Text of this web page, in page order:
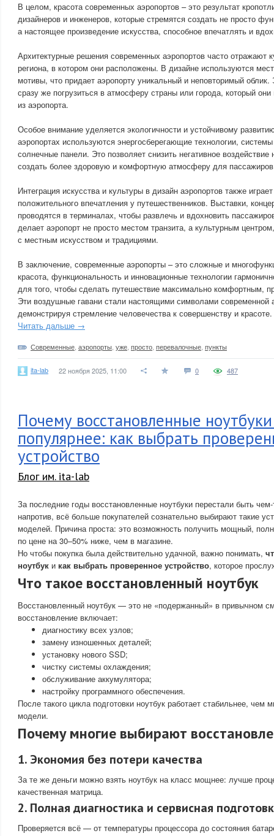
В целом, красота современных аэропортов – это результат
дизайнеров и инженеров, которые стремятся создать не просто
а настоящее произведение искусства, способное впечатлять и
Архитектурные решения современных аэропортов часто отражают
региона, в котором они расположены. В дизайне используются
мотивы, что придает аэропорту уникальный и неповторимый
сразу же погрузиться в атмосферу страны или города, который
из аэропорта.
Особое внимание уделяется экологичности и устойчивому
аэропортах используются энергосберегающие технологии,
солнечные панели. Это позволяет снизить негативное
создать более здоровую и комфортную атмосферу для
Интеграция искусства и культуры в дизайн аэропортов также
положительного впечатления у путешественников. Выставки,
проводятся в терминалах, чтобы развлечь и вдохновить
делает аэропорт не просто местом транзита, а культурным
с местным искусством и традициями.
В заключение, современные аэропорты – это сложные и
красота, функциональность и инновационные технологии
для того, чтобы сделать путешествие максимально комфортным,
Эти воздушные гавани стали настоящими символами современной
демонстрируя стремление человечества к совершенству и красоте.
Читать дальше →
Современные аэропорты уже просто перевалочные пункты
ita-lab 22 ноября 2025, 11:00 0 487
Почему восстановленные ноутбуки
популярнее: как выбрать
устройство
Блог им. ita-lab
За последние годы восстановленные ноутбуки перестали быть
напротив, всё больше покупателей сознательно выбирают такие
моделей. Причина проста: это возможность получить мощный,
по цене на 30–50% ниже, чем в магазине.
Но чтобы покупка была действительно удачной, важно понимать,
ноутбук и как выбрать проверенное устройство, которое
Что такое восстановленный ноутбук
Восстановленный ноутбук — это не «подержанный» в привычном
восстановление включает:
диагностику всех узлов;
замену изношенных деталей;
установку нового SSD;
чистку системы охлаждения;
обслуживание аккумулятора;
настройку программного обеспечения.
После такого цикла подготовки ноутбук работает стабильнее,
модели.
Почему многие выбирают
1. Экономия без потери качества
За те же деньги можно взять ноутбук на класс мощнее: лучше
качественная матрица.
2. Полная диагностика и сервисная
Проверяется всё — от температуры процессора до состояния